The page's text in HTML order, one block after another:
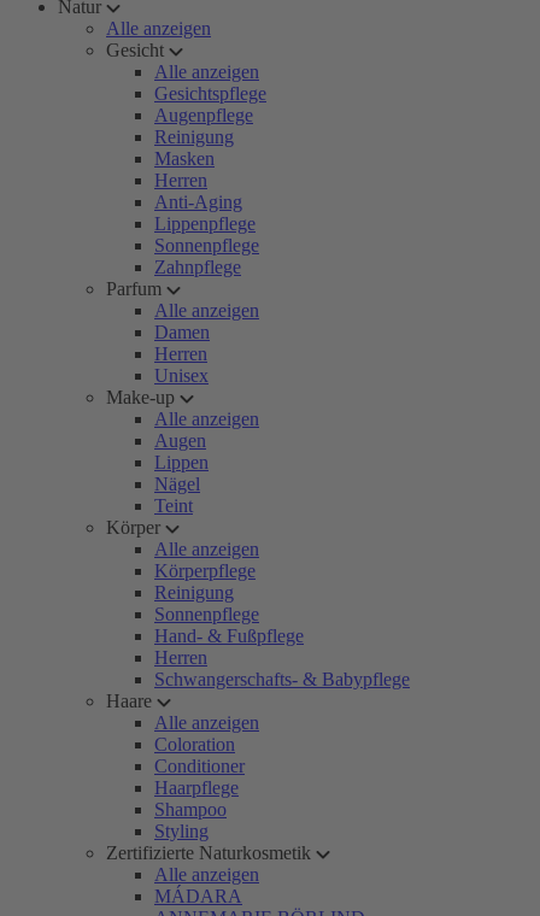
Natur
Alle anzeigen
Gesicht
Alle anzeigen
Gesichtspflege
Augenpflege
Reinigung
Masken
Herren
Anti-Aging
Lippenpflege
Sonnenpflege
Zahnpflege
Parfum
Alle anzeigen
Damen
Herren
Unisex
Make-up
Alle anzeigen
Augen
Lippen
Nägel
Teint
Körper
Alle anzeigen
Körperpflege
Reinigung
Sonnenpflege
Hand- & Fußpflege
Herren
Schwangerschafts- & Babypflege
Haare
Alle anzeigen
Coloration
Conditioner
Haarpflege
Shampoo
Styling
Zertifizierte Naturkosmetik
Alle anzeigen
MÁDARA